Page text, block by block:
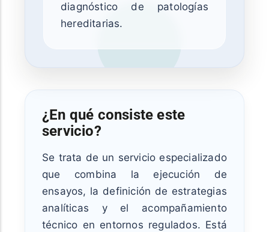
diagnóstico de patologías
hereditarias.
¿En qué consiste este
servicio?
Se trata de un servicio especializado
que combina la ejecución de
ensayos, la definición de estrategias
analíticas y el acompañamiento
técnico en entornos regulados. Está